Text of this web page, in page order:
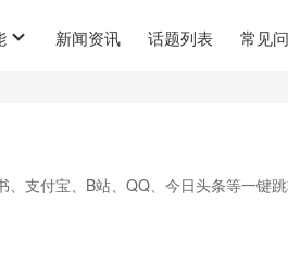
新闻资讯 话题列表 常见
支付宝、B站、QQ、今日头条等一键